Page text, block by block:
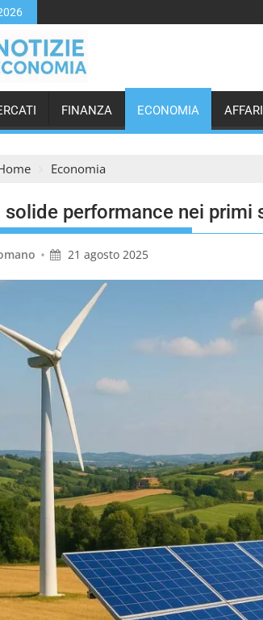
FINANZA ECONOMIA AFFARI
Economia
solide performance nei primi
• 21 agosto 2025